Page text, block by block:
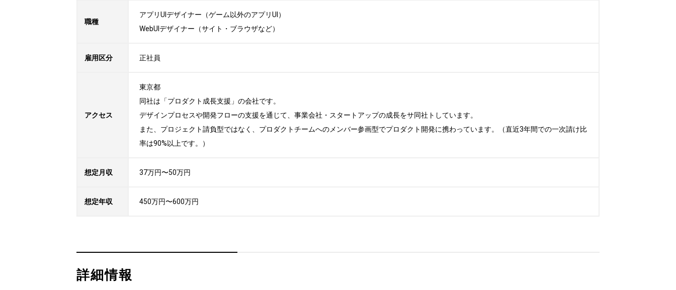
職種
アプリUIデザイナー（ゲーム以外のアプリUI）
WebUIデザイナー（サイト・ブラウザなど）
雇用区分 正社員
アクセス
東京都
同社は「プロダクト成長支援」の会社です。
デザインプロセスや開発フローの支援を通じて、事業会社・スタートアップの成長をサ同社トしています。
また、プロジェクト請負型ではなく、プロダクトチームへのメンバー参画型でプロダクト開発に携わっています。（直近3年間での一次請け比
率は90%以上です。）
想定月収 37万円〜50万円
想定年収 450万円〜600万円
詳細情報